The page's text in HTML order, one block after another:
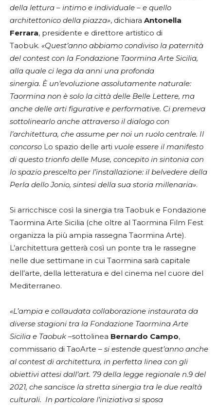
della lettura – intimo e individuale – e quello
architettonico della piazza», dichiara Antonella
Ferrara, presidente e direttore artistico di
Taobuk. «Quest’anno abbiamo condiviso la paternità
del contest con la Fondazione Taormina Arte Sicilia,
alla quale ci lega da anni una profonda
sinergia. È un’evoluzione assolutamente naturale:
Taormina non è solo la città delle Belle Lettere, ma
anche delle arti figurative e performative. Ci premeva
sottolinearlo anche attraverso il dialogo con
l’architettura, che assume per noi un ruolo centrale. Il
concorso Lo spazio delle arti vuole essere il manifesto
di questo trionfo delle Muse, concepito in sintonia con
lo spazio prescelto per l’installazione: il belvedere della
Perla dello Jonio, sintesi della sua storia millenaria».
Si arricchisce così la sinergia tra Taobuk e Fondazione
Taormina Arte Sicilia (che oltre al Taormina Film Fest
organizza la più ampia rassegna Taormina Arte).
L’architettura getterà così un ponte tra le rassegne
nelle due settimane in cui Taormina sarà capitale
dell’arte, della letteratura e del cinema nel cuore del
Mediterraneo.
«L’ampia e collaudata collaborazione instaurata da
diverse stagioni tra la Fondazione Taormina Arte
Sicilia e Taobuk –sottolinea Bernardo Campo,
commissario di TaoArte – si estende quest’anno anche
al contest di architettura, in perfetta linea con gli
obiettivi attesi dall’art. 79 della legge regionale n.9 del
2021, che sancisce la stretta sinergia tra le due realtà
culturali. In particolare l’iniziativa si sposa